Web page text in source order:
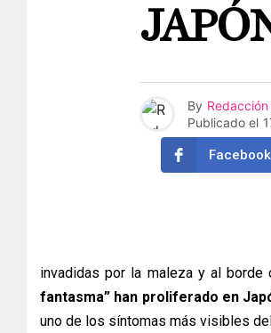
By
Publicado el
Facebook
invadidas por la maleza y al borde
fantasma” han proliferado en
uno de los síntomas más visibles